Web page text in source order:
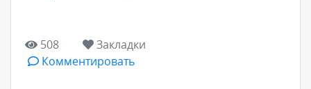
508
Закладки
Комментировать